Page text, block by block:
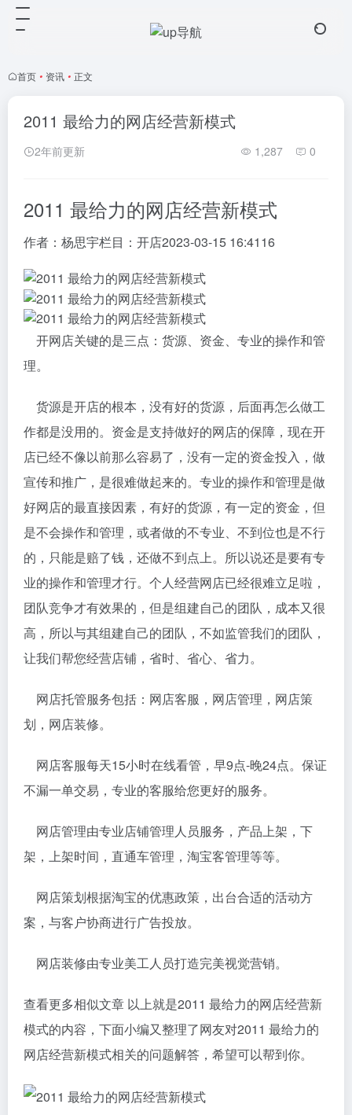
首页 • 资讯 • 正文
2011 最给力的网店经营新模式
2年前更新 1,287 0
2011 最给力的网店经营新模式
作者： 杨思宇栏目： 开店2023-03-15 16:4116
开网店关键的是三点：货源、资金、专业的操作和管
理。
货源是开店的根本，没有好的货源，后面再怎么做工
作都是没用的。资金是支持做好的网店的保障，现在开
店已经不像以前那么容易了，没有一定的资金投入，做
宣传和推广，是很难做起来的。专业的操作和管理是做
好网店的最直接因素，有好的货源，有一定的资金，但
是不会操作和管理，或者做的不专业、不到位也是不行
的，只能是赔了钱，还做不到点上。所以说还是要有专
业的操作和管理才行。个人经营网店已经很难立足啦，
团队竞争才有效果的，但是组建自己的团队，成本又很
高，所以与其组建自己的团队，不如监管我们的团队，
让我们帮您经营店铺，省时、省心、省力。
网店托管服务包括：网店客服，网店管理，网店策
划，网店装修。
网店客服每天15小时在线看管，早9点-晚24点。保证
不漏一单交易，专业的客服给您更好的服务。
网店管理由专业店铺管理人员服务，产品上架，下
架，上架时间，直通车管理，淘宝客管理等等。
网店策划根据淘宝的优惠政策，出台合适的活动方
案，与客户协商进行广告投放。
网店装修由专业美工人员打造完美视觉营销。
查看更多相似文章 以上就是2011 最给力的网店经营新
模式的内容，下面小编又整理了网友对2011 最给力的
网店经营新模式相关的问题解答，希望可以帮到你。